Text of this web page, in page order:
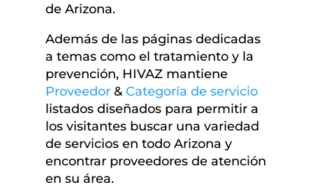
de Arizona.
Además de las páginas dedicadas
a temas como el tratamiento y la
prevención, HIVAZ mantiene
Proveedor& Categoría de servicio
listados diseñados para permitir a
los visitantes buscar una variedad
de servicios en todo Arizona y
encontrar proveedores de atención
en su área.